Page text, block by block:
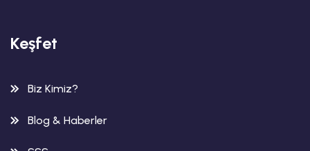
Keşfet
Biz Kimiz?
Blog & Haberler